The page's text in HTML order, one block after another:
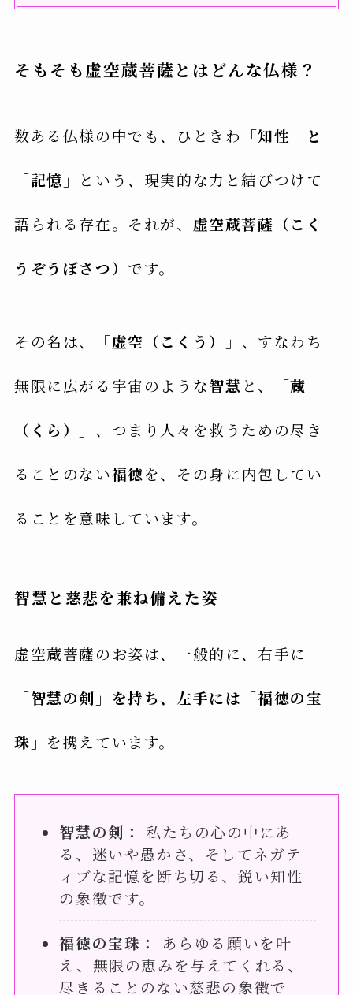
そもそも虚空蔵菩薩とはどんな仏様？
数ある仏様の中でも、ひときわ 「知性」と
「記憶」 という、現実的な力と結びつけて
語られる存在。それが、 虚空蔵菩薩（こく
うぞうぼさつ）です。
その名は、 「虚空（こくう）」 、すなわち
無限に広がる宇宙のような智慧 と、 「蔵
（くら）」 、つまり人々を救うための尽き
ることのない福徳を、その身に内包してい
ることを意味しています。
智慧と慈悲を兼ね備えた姿
虚空蔵菩薩のお姿は、一般的に、右手に
「智慧の剣」を持ち、左手には「福徳の宝
珠」 を携えています。
智慧の剣：
私たちの心の中にあ
る、迷いや愚かさ、そしてネガテ
ィブな記憶を断ち切る、鋭い知性
の象徴です。
福徳の宝珠：
あらゆる願いを叶
え、無限の恵みを与えてくれる、
尽きることのない慈悲の象徴で